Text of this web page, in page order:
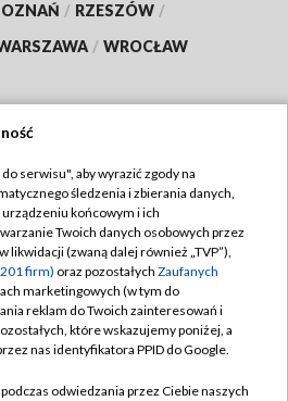
/ RZESZÓW /
/ WROCŁAW
TVP
TVP
prywatności
Moje zgody
Pomoc
serwisu", aby wyrazić zgody na
śledzenia i zbierania danych,
końcowym i ich
Twoich danych osobowych przez
likwidacji (zwaną dalej również „TVP”),
firm) oraz pozostałych Zaufanych
marketingowych (w tym do
reklam do Twoich zainteresowań i
które wskazujemy poniżej, a
nas identyfikatora PPID do Google.
odwiedzania przez Ciebie naszych